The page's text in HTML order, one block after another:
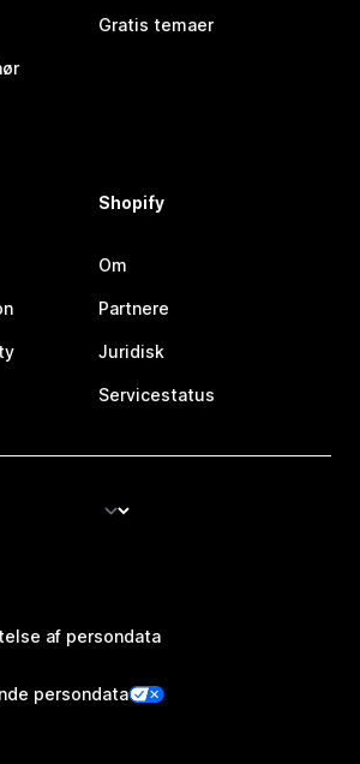
Gratis temaer
Shopify
Om
Partnere
Juridisk
Servicestatus
af persondata
persondata